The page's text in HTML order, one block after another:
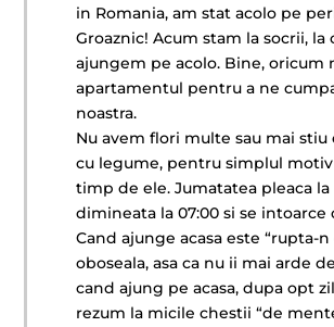
in Romania, am stat acolo pe
Groaznic! Acum stam la socrii, la
ajungem pe acolo. Bine, oricum
apartamentul pentru a ne
noastra.
Nu avem flori multe sau mai
cu legume, pentru simplul motiv
timp de ele. Jumatatea pleaca
dimineata la 07:00 si se intoarce
Cand ajunge acasa este “rupta-n
oboseala, asa ca nu ii mai arde
cand ajung pe acasa, dupa opt
rezum la micile chestii “de